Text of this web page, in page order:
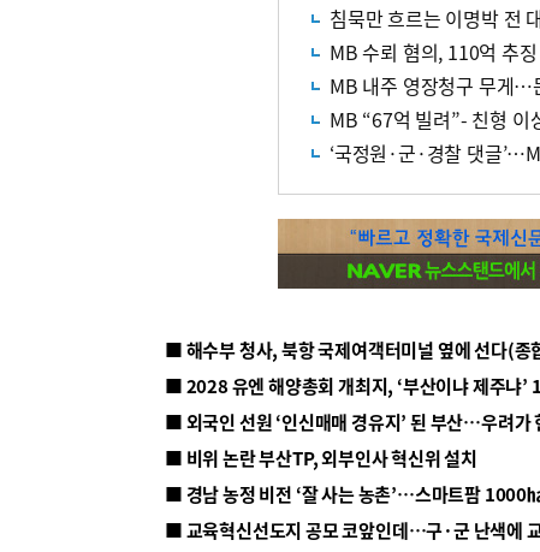
침묵만 흐르는 이명박 전
MB 수뢰 혐의, 110억 추
MB 내주 영장청구 무게…
MB “67억 빌려”- 친형 이
‘국정원·군·경찰 댓글
■ 해수부 청사, 북항 국제여객터미널 옆에 선다(종
■ 2028 유엔 해양총회 개최지, ‘부산이냐 제주냐’
■ 외국인 선원 ‘인신매매 경유지’ 된 부산…우려가
■ 비위 논란 부산TP, 외부인사 혁신위 설치